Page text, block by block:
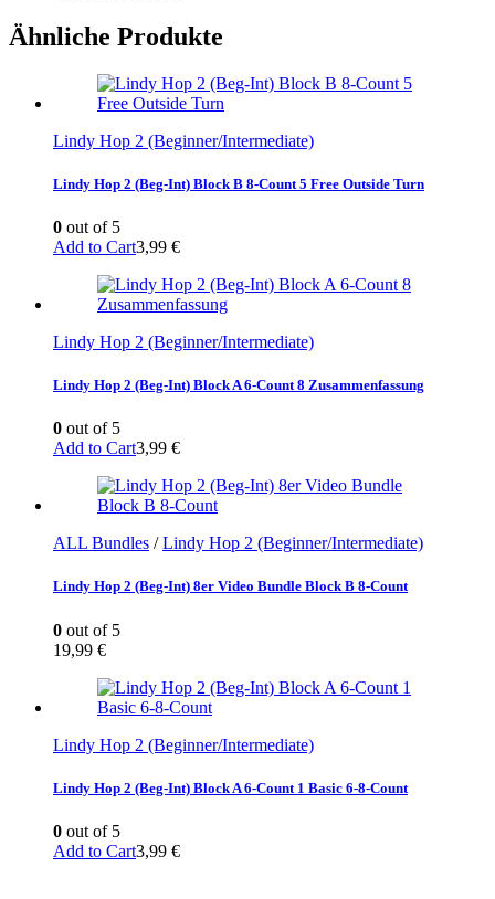
Ähnliche Produkte
Lindy Hop 2 (Beginner/Intermediate)
Lindy Hop 2 (Beg-Int) Block B 8-Count 5 Free Outside Turn
0 out of 5
Add to Cart3,99 €
Lindy Hop 2 (Beginner/Intermediate)
Lindy Hop 2 (Beg-Int) Block A 6-Count 8 Zusammenfassung
0 out of 5
Add to Cart3,99 €
ALL Bundles /Lindy Hop 2 (Beginner/Intermediate)
Lindy Hop 2 (Beg-Int) 8er Video Bundle Block B 8-Count
0 out of 5
19,99 €
Lindy Hop 2 (Beginner/Intermediate)
Lindy Hop 2 (Beg-Int) Block A 6-Count 1 Basic 6-8-Count
0 out of 5
Add to Cart3,99 €